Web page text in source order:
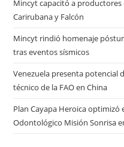
Mincyt capacitó a
Carirubana y Falcón
Mincyt rindió homenaje
tras eventos sísmicos
Venezuela presenta potencial
técnico de la FAO en China
Plan Cayapa Heroica
Odontológico Misión Sonrisa